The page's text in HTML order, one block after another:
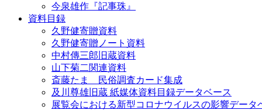
今泉雄作『記事珠』
資料目録
久野健寄贈資料
久野健寄贈ノート資料
中村傳三郎旧蔵資料
山下菊二関連資料
斎藤たま 民俗調査カード集成
及川尊雄旧蔵 紙媒体資料目録データベース
展覧会における新型コロナウイルスの影響データ